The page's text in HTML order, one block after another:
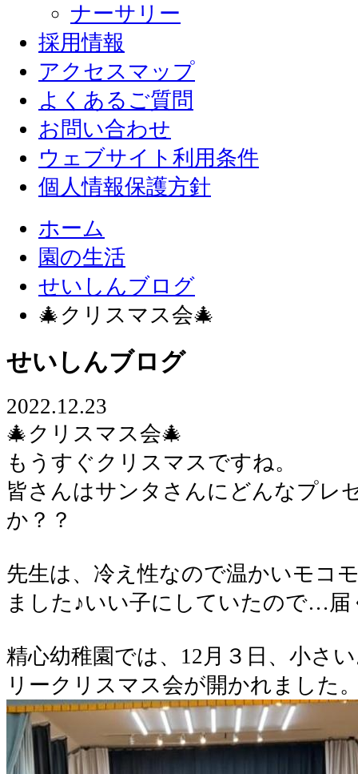
ナーサリー
採用情報
アクセスマップ
よくあるご質問
お問い合わせ
ウェブサイト利用条件
個人情報保護方針
ホーム
園の生活
せいしんブログ
🎄クリスマス会🎄
せいしんブログ
2022.12.23
🎄クリスマス会🎄
もうすぐクリスマスですね。
皆さんはサンタさんにどんなプレ
か？？
先生は、冷え性なので温かいモコ
ました♪いい子にしていたので…
精心幼稚園では、12月３日、小さ
リークリスマス会が開かれました